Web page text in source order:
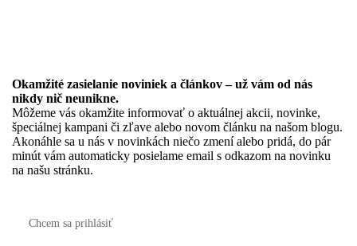
Okamžité zasielanie noviniek a článkov – už vám od nás
nikdy nič neunikne.
Môžeme vás okamžite informovať o aktuálnej akcii, novinke,
špeciálnej kampani či zľave alebo novom článku na našom blogu.
Akonáhle sa u nás v novinkách niečo zmení alebo pridá, do pár
minút vám automaticky posielame email s odkazom na novinku
na našu stránku.
Chcem sa prihlásiť